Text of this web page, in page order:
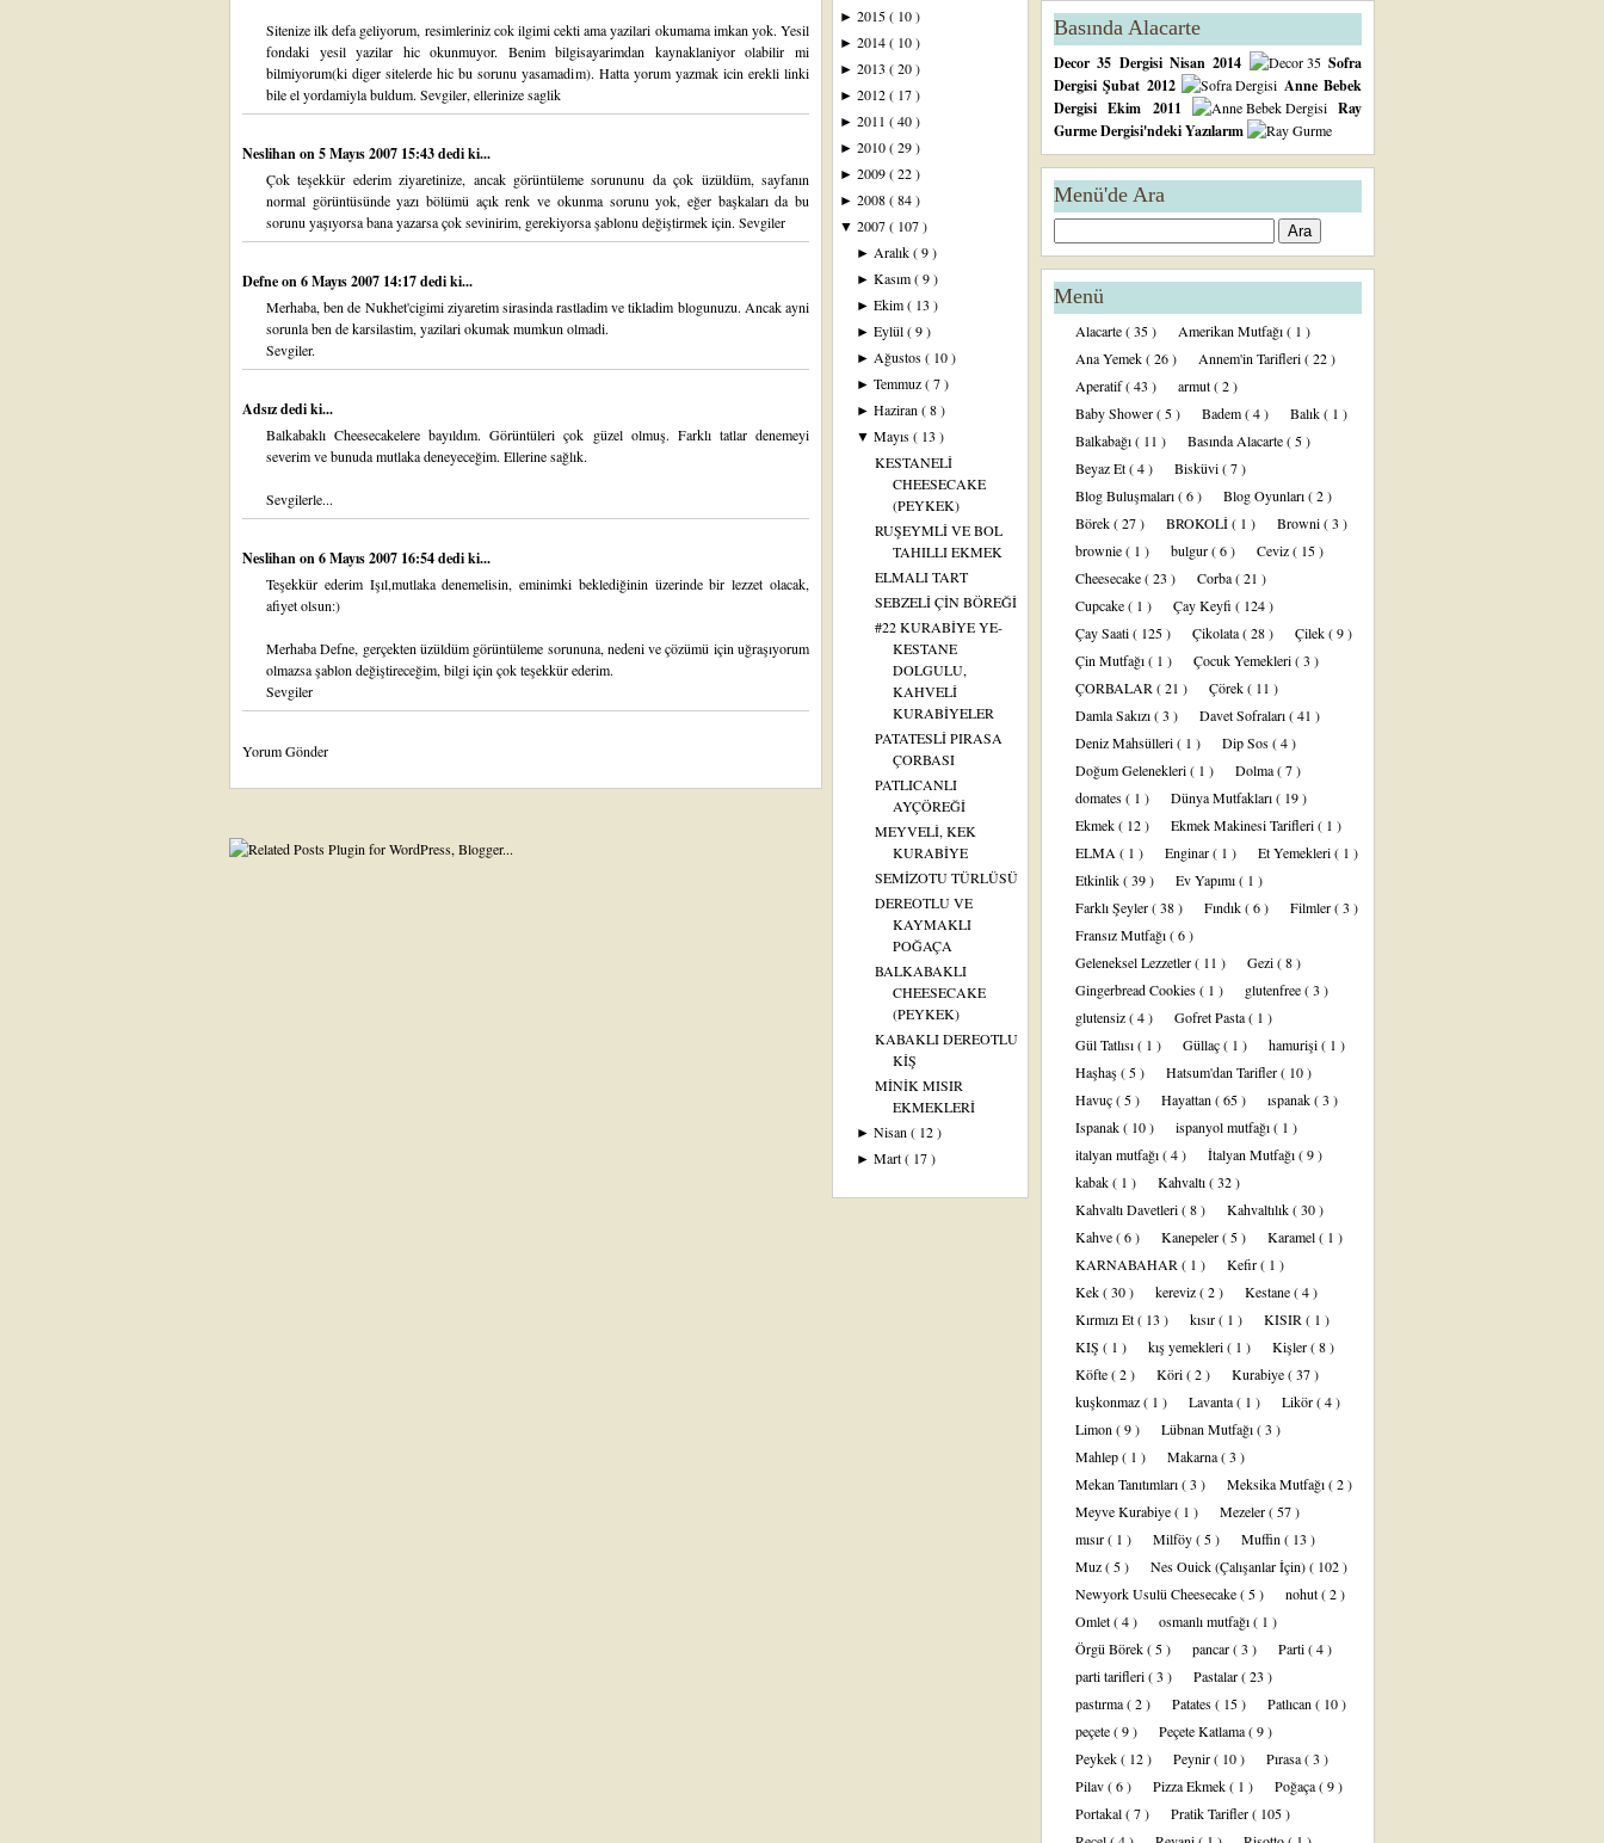
Sitenize ilk defa geliyorum, resimleriniz cok ilgimi cekti ama yazilari okumama imkan yok. Yesil
fondaki yesil yazilar hic okunmuyor. Benim bilgisayarimdan kaynaklaniyor olabilir mi
bilmiyorum(ki diger sitelerde hic bu sorunu yasamadim). Hatta yorum yazmak icin erekli linki
bile el yordamiyla buldum. Sevgiler, ellerinize saglik
Neslihanon 5 Mayıs 2007 15:43 dedi ki...
Çok teşekkür ederim ziyaretinize, ancak görüntüleme sorununu da çok üzüldüm, sayfanın
normal görüntüsünde yazı bölümü açık renk ve okunma sorunu yok, eğer başkaları da bu
sorunu yaşıyorsa bana yazarsa çok sevinirim, gerekiyorsa şablonu değiştirmek için. Sevgiler
Defneon 6 Mayıs 2007 14:17 dedi ki...
Merhaba, ben de Nukhet'cigimi ziyaretim sirasinda rastladim ve tikladim blogunuzu. Ancak ayni
sorunla ben de karsilastim, yazilari okumak mumkun olmadi.
Sevgiler.
Adsız dedi ki...
Balkabaklı Cheesecakelere bayıldım. Görüntüleri çok güzel olmuş. Farklı tatlar denemeyi
severim ve bunuda mutlaka deneyeceğim. Ellerine sağlık.
Sevgilerle...
Neslihanon 6 Mayıs 2007 16:54 dedi ki...
Teşekkür ederim Işıl,mutlaka denemelisin, eminimki beklediğinin üzerinde bir lezzet olacak,
afiyet olsun:)
Merhaba Defne, gerçekten üzüldüm görüntüleme sorununa, nedeni ve çözümü için uğraşıyorum
olmazsa şablon değiştireceğim, bilgi için çok teşekkür ederim.
Sevgiler
Yorum Gönder
► 2015( 10 )
► 2014( 10 )
► 2013 ( 20 )
► 2012( 17 )
► 2011 ( 40 )
► 2010( 29 )
► 2009( 22 )
► 2008( 84 )
▼ 2007( 107 )
►Aralık( 9 )
►Kasım( 9 )
►Ekim( 13 )
►Eylül( 9 )
►Ağustos( 10 )
►Temmuz( 7 )
►Haziran( 8 )
▼Mayıs( 13 )
KESTANELİ
CHEESECAKE
(PEYKEK)
RUŞEYMLİ VE BOL
TAHILLI EKMEK
ELMALI TART
SEBZELİ ÇİN BÖREĞİ
#22 KURABİYE YE-
KESTANE
DOLGULU,
KAHVELİ
KURABİYELER
PATATESLİ PIRASA
ÇORBASI
PATLICANLI
AYÇÖREĞİ
MEYVELİ, KEK
KURABİYE
SEMİZOTU TÜRLÜSÜ
DEREOTLU VE
KAYMAKLI
POĞAÇA
BALKABAKLI
CHEESECAKE
(PEYKEK)
KABAKLI DEREOTLU
KİŞ
MİNİK MISIR
EKMEKLERİ
►Nisan( 12 )
►Mart( 17 )
Basında Alacarte
Decor 35 Dergisi Nisan 2014
Sofra
Dergisi Şubat 2012
Anne Bebek
Dergisi Ekim 2011
Ray
Gurme Dergisi'ndeki Yazılarım
Menü'de Ara
Menü
Alacarte( 35 ) Amerikan Mutfağı( 1 )
Ana Yemek( 26 ) Annem'in Tarifleri( 22 )
Aperatif( 43 ) armut( 2 )
Baby Shower( 5 ) Badem( 4 ) Balık( 1 )
Balkabağı( 11 ) Basında Alacarte( 5 )
Beyaz Et( 4 ) Bisküvi( 7 )
Blog Buluşmaları( 6 ) Blog Oyunları( 2 )
Börek( 27 ) BROKOLİ( 1 ) Browni( 3 )
brownie( 1 ) bulgur( 6 ) Ceviz( 15 )
Cheesecake( 23 ) Corba( 21 )
Cupcake( 1 ) Çay Keyfi ( 124 )
Çay Saati( 125 ) Çikolata( 28 ) Çilek( 9 )
Çin Mutfağı( 1 ) Çocuk Yemekleri( 3 )
ÇORBALAR ( 21 ) Çörek( 11 )
Damla Sakızı( 3 ) Davet Sofraları( 41 )
Deniz Mahsülleri( 1 ) Dip Sos( 4 )
Doğum Gelenekleri( 1 ) Dolma( 7 )
domates( 1 ) Dünya Mutfakları( 19 )
Ekmek( 12 ) Ekmek Makinesi Tarifleri( 1 )
ELMA ( 1 ) Enginar( 1 ) Et Yemekleri( 1 )
Etkinlik( 39 ) Ev Yapımı( 1 )
Farklı Şeyler( 38 ) Fındık( 6 ) Filmler( 3 )
Fransız Mutfağı( 6 )
Geleneksel Lezzetler( 11 ) Gezi( 8 )
Gingerbread Cookies( 1 ) glutenfree( 3 )
glutensiz( 4 ) Gofret Pasta( 1 )
Gül Tatlısı( 1 ) Güllaç( 1 ) hamurişi( 1 )
Haşhaş( 5 ) Hatsum'dan Tarifler( 10 )
Havuç( 5 ) Hayattan ( 65 ) ıspanak( 3 )
Ispanak( 10 ) ispanyol mutfağı( 1 )
italyan mutfağı( 4 ) İtalyan Mutfağı( 9 )
kabak( 1 ) Kahvaltı( 32 )
Kahvaltı Davetleri( 8 ) Kahvaltılık( 30 )
Kahve( 6 ) Kanepeler( 5 ) Karamel( 1 )
KARNABAHAR ( 1 ) Kefir( 1 )
Kek( 30 ) kereviz( 2 ) Kestane( 4 )
Kırmızı Et( 13 ) kısır( 1 ) KISIR ( 1 )
KIŞ ( 1 ) kış yemekleri( 1 ) Kişler( 8 )
Köfte( 2 ) Köri( 2 ) Kurabiye( 37 )
kuşkonmaz( 1 ) Lavanta( 1 ) Likör( 4 )
Limon ( 9 ) Lübnan Mutfağı( 3 )
Mahlep( 1 ) Makarna( 3 )
Mekan Tanıtımları( 3 ) Meksika Mutfağı( 2 )
Meyve Kurabiye( 1 ) Mezeler( 57 )
mısır( 1 ) Milföy( 5 ) Muffin ( 13 )
Muz( 5 ) Nes Ouick (Çalışanlar İçin)( 102 )
Newyork Usulü Cheesecake( 5 ) nohut( 2 )
Omlet( 4 ) osmanlı mutfağı( 1 )
Örgü Börek( 5 ) pancar( 3 ) Parti( 4 )
parti tarifleri( 3 ) Pastalar( 23 )
pastırma( 2 ) Patates( 15 ) Patlıcan ( 10 )
peçete( 9 ) Peçete Katlama( 9 )
Peykek( 12 ) Peynir( 10 ) Pırasa( 3 )
Pilav( 6 ) Pizza Ekmek( 1 ) Poğaça( 9 )
Portakal( 7 ) Pratik Tarifler( 105 )